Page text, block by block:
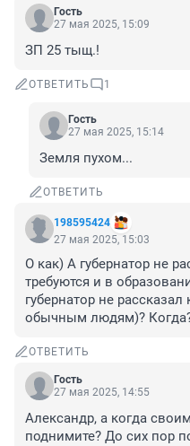
Гость
27 мая 2025, 15:09
ЗП 25 тыщ.!
ОТВЕТИТЬ 1
Гость
27 мая 2025, 15:14
Земля пухом...
ОТВЕТИТЬ
198595424
27 мая 2025, 15:03
О как) А губернатор не
требуются и в
губернатор не
обычным людям)?
ОТВЕТИТЬ
Гость
27 мая 2025, 14:55
Александр, а когда
поднимите? До сих пор